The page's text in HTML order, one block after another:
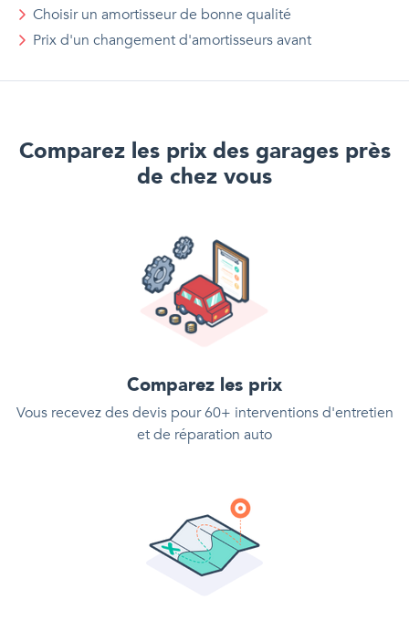
Choisir un amortisseur de bonne qualité
Prix d'un changement d'amortisseurs avant
Comparez les prix des garages près
de chez vous
Comparez les prix
Vous recevez des devis pour 60+ interventions d'entretien
et de réparation auto